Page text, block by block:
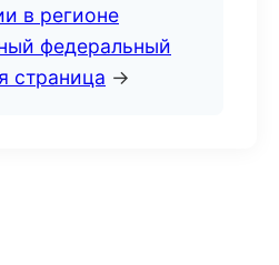
в регионе
федеральный
страница →